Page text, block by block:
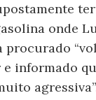
onde
procurado
informado